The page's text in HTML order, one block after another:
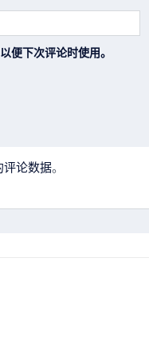
便下次评论时使用。
评论数据。